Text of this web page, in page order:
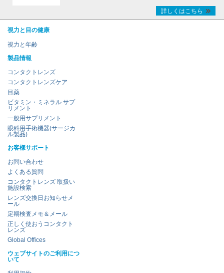
詳しくはこちら
視力と目の健康
視力と年齢
製品情報
コンタクトレンズ
コンタクトレンズケア
目薬
ビタミン・ミネラル サプ
リメント
一般用サプリメント
眼科用手術機器(サージカ
ル製品)
お客様サポート
お問い合わせ
よくある質問
コンタクトレンズ 取扱い
施設検索
レンズ交換日お知らせメ
ール
定期検査メモ＆メール
正しく使おうコンタクト
レンズ
Global Offices
ウェブサイトのご利用につ
いて